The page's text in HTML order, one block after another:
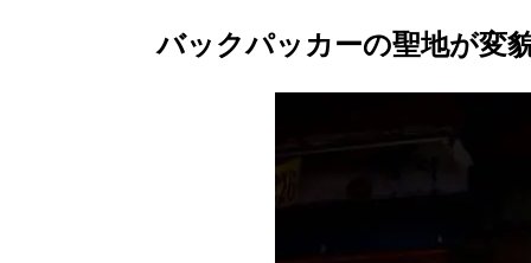
バックパッカーの聖地が変